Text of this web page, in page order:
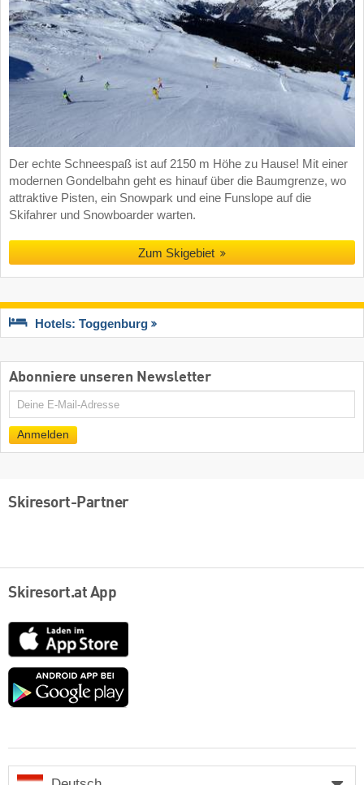
Der echte Schneespaß ist auf 2150 m Höhe zu Hause! Mit einer
modernen Gondelbahn geht es hinauf über die Baumgrenze, wo
attraktive Pisten, ein Snowpark und eine Funslope auf die
Skifahrer und Snowboarder warten.
Zum Skigebiet
Hotels: Toggenburg
Abonniere unseren Newsletter
E-
Anmelden
Skiresort-Partner
Skiresort.at App
App
Store
Google